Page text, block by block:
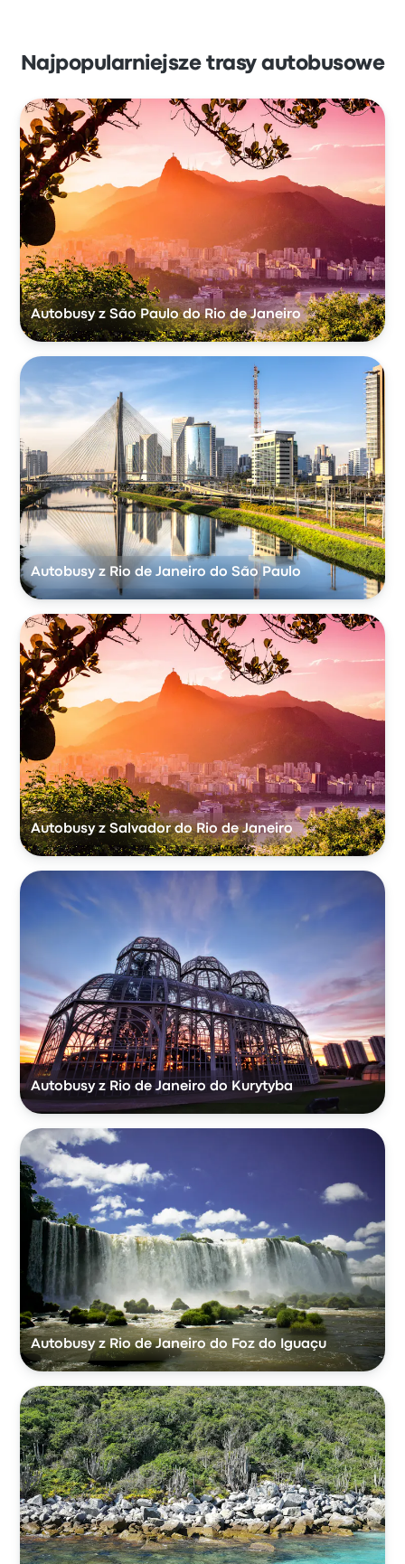
Najpopularniejsze trasy autobusowe
Autobusy z São Paulo do Rio de Janeiro
Autobusy z Rio de Janeiro do São Paulo
Autobusy z Salvador do Rio de Janeiro
Autobusy z Rio de Janeiro do Kurytyba
Autobusy z Rio de Janeiro do Foz do Iguaçu